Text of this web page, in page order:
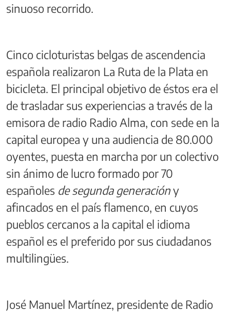
sinuoso recorrido.
Cinco cicloturistas belgas de ascendencia
española realizaron La Ruta de la Plata en
bicicleta. El principal objetivo de éstos era el
de trasladar sus experiencias a través de la
emisora de radio Radio Alma, con sede en la
capital europea y una audiencia de 80.000
oyentes, puesta en marcha por un colectivo
sin ánimo de lucro formado por 70
españoles de segunda generacióny
afincados en el país flamenco, en cuyos
pueblos cercanos a la capital el idioma
español es el preferido por sus ciudadanos
multilingües.
José Manuel Martínez, presidente de Radio